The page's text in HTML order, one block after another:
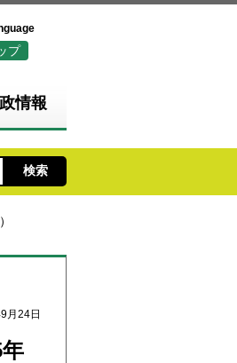
プ
情報
月24日